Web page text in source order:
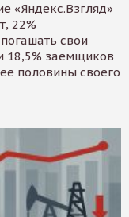
«Яндекс.Взгляд»
22%
свои
18,5% заемщиков
половины своего